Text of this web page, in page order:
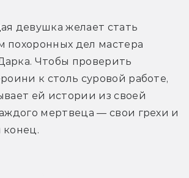
девушка желает стать
похоронных дел мастера
Чтобы проверить
к столь суровой работе,
ей истории из своей
мертвеца — свои грехи и
конец.